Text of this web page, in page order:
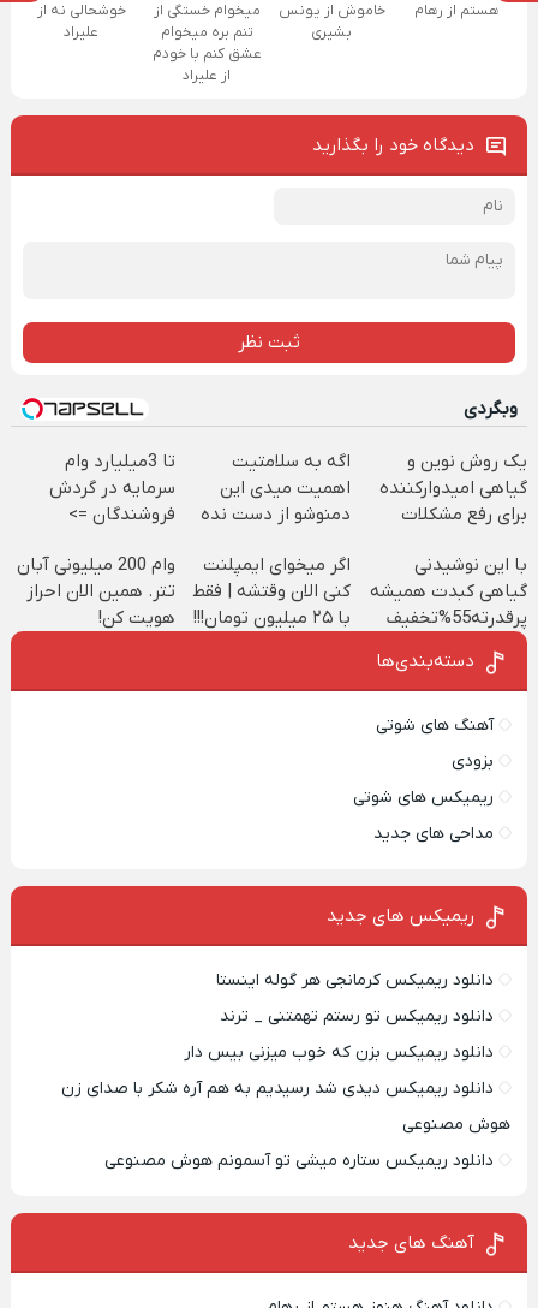
هستم از رهام
خاموش از یونس
بشیری
میخوام خستگی از
تنم بره میخوام
عشق کنم با خودم
از علیراد
خوشحالی نه از
علیراد
دیدگاه خود را بگذارید
ثبت نظر
وبگردی
یک روش نوین و
گیاهی امیدوارکننده
برای رفع مشکلات
اگه به سلامتیت
اهمیت میدی این
دمنوشو از دست نده
تا 3میلیارد وام
سرمایه در گردش
فروشندگان =>
کن
با این نوشیدنی
گیاهی کبدت همیشه
پرقدرته55%تخفیف
اگر میخوای ایمپلنت
کنی الان وقتشه | فقط
با ۲۵ میلیون تومان!!!
وام 200 میلیونی آبان
تتر. همین الان احراز
هویت کن!
دسته‌بندی‌ها
آهنگ های شوتی
بزودی
ریمیکس های شوتی
مداحی های جدید
ریمیکس‌ های جدید
دانلود ریمیکس کرمانجی هر گوله اینستا
دانلود ریمیکس تو رستم تهمتنی _ ترند
دانلود ریمیکس بزن که خوب میزنی بیس دار
دانلود ریمیکس دیدی شد رسیدیم به هم آره شکر با صدای زن
هوش مصنوعی
دانلود ریمیکس ستاره میشی تو آسمونم هوش مصنوعی
آهنگ های جدید